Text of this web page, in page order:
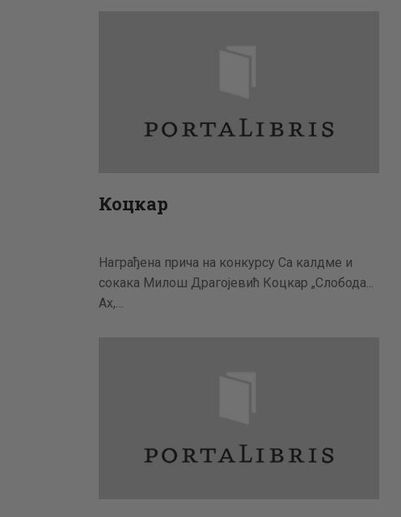
Коцкар
Награђена прича на конкурсу Са калдме и
сокака Милош Драгојевић Коцкар „Слобода...
Ах,…